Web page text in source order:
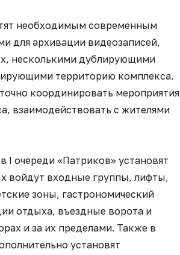
необходимым современным
для архивации видеозаписей,
несколькими дублирующими
территорию комплекса.
координировать мероприятия
взаимодействовать с жителями
I очереди «Патриков» установят
войдут входные группы, лифты,
зоны, гастрономический
отдыха, въездные ворота и
и за их пределами. Также в
установят